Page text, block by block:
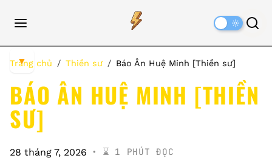
Trang chủ Thiền sư Báo Ân Huệ Minh [Thiền sư]
BÁO ÂN HUỆ MINH [THIỀN
SƯ]
28 tháng 7, 2026 ⌛️ 1 PHÚT ĐỌC
▼